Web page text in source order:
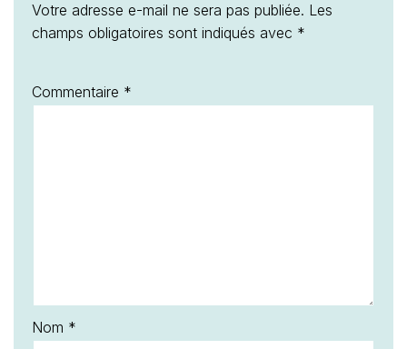
Votre adresse e-mail ne sera pas publiée. Les
champs obligatoires sont indiqués avec *
Commentaire *
Nom *